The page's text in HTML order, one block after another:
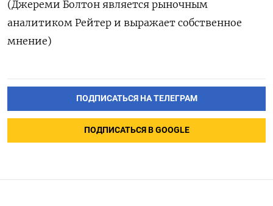
(Джереми Болтон ‌является рыночным
аналитиком Рейтер и выражает собственное
мнение)
ПОДПИСАТЬСЯ НА ТЕЛЕГРАМ
ПОДПИСАТЬСЯ В GOOGLE